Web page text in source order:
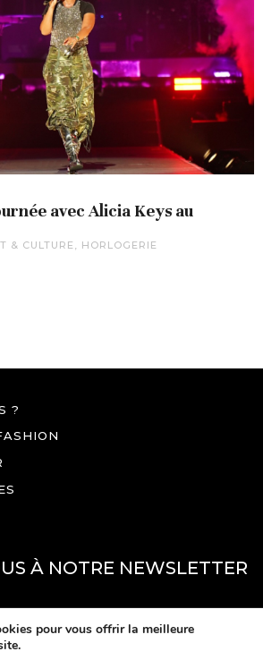
avec Alicia Keys au
& CULTURE, HORLOGERIE
?
À NOTRE NEWSLETTER
pour vous offrir la meilleure